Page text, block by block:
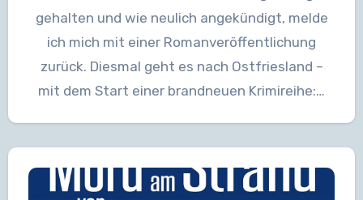
gehalten und wie neulich angekündigt, melde
ich mich mit einer Romanveröffentlichung
zurück. Diesmal geht es nach Ostfriesland –
mit dem Start einer brandneuen Krimireihe:…